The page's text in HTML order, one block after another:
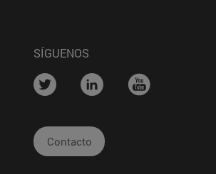
SÍGUENOS
.... .... ....
Contacto